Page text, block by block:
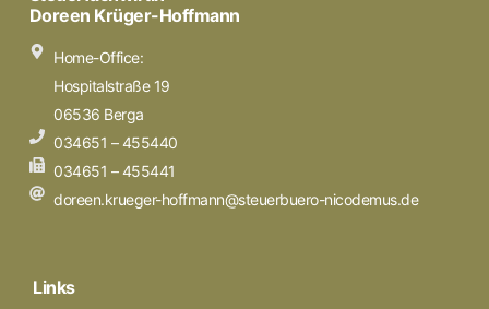
Doreen Krüger-Hoffmann
Home-Office:
Hospitalstraße 19
06536 Berga
034651 – 455440
034651 – 455441
doreen.krueger-hoffmann@steuerbuero-nicodemus.de
Links